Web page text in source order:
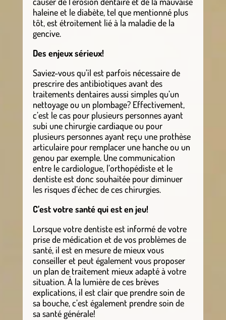
haleine et le diabète, tel que mentionné plus
tôt, est étroitement lié à la maladie de la
gencive.
Des enjeux sérieux!
Saviez-vous qu’il est parfois nécessaire de
prescrire des antibiotiques avant des
traitements dentaires aussi simples qu’un
nettoyage ou un plombage? Effectivement,
c’est le cas pour plusieurs personnes ayant
subi une chirurgie cardiaque ou pour
plusieurs personnes ayant reçu une prothèse
articulaire pour remplacer une hanche ou un
genou par exemple. Une communication
entre le cardiologue, l’orthopédiste et le
dentiste est donc souhaitée pour diminuer
les risques d’échec de ces chirurgies.
C’est votre santé qui est en jeu!
Lorsque votre dentiste est informé de votre
prise de médication et de vos problèmes de
santé, il est en mesure de mieux vous
conseiller et peut également vous proposer
un plan de traitement mieux adapté à votre
situation. À la lumière de ces brèves
explications, il est clair que prendre soin de
sa bouche, c’est également prendre soin de
sa santé générale!